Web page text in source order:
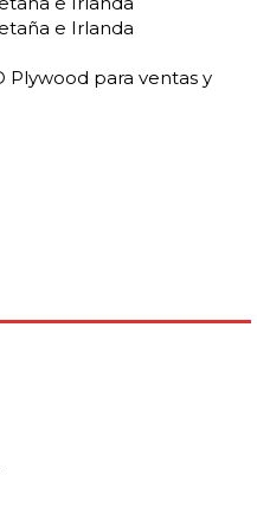
e Irlanda
Plywood para ventas y